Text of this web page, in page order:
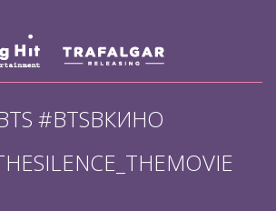
#BTSВКИНО